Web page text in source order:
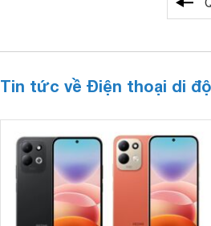
Tin tức về Điện thoại di